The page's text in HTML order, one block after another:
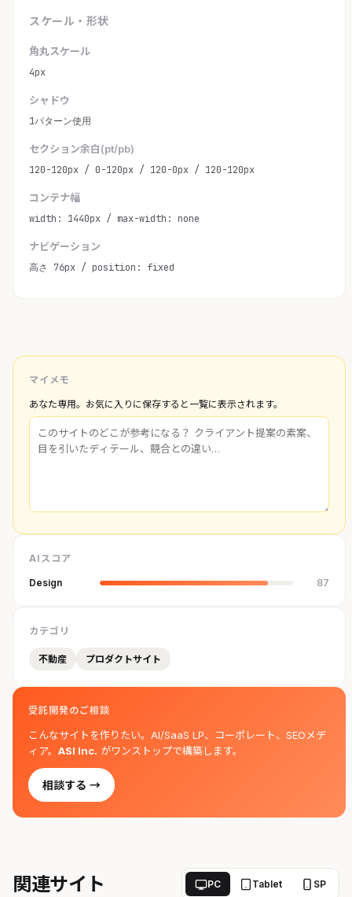
スケール・形状
角丸スケール
4px
シャドウ
1パターン使用
セクション余白(pt/pb)
120-120px / 0-120px / 120-0px / 120-120px
コンテナ幅
width: 1440px / max-width: none
ナビゲーション
高さ 76px / position: fixed
マイメモ
あなた専用。お気に入りに保存すると一覧に表示されます。
AIスコア
Design 87
カテゴリ
不動産 プロダクトサイト
受託開発のご相談
こんなサイトを作りたい。AI/SaaS LP、コーポレート、SEOメデ
ィア。 ASI Inc. がワンストップで構築します。
相談する →
関連サイト PC Tablet SP